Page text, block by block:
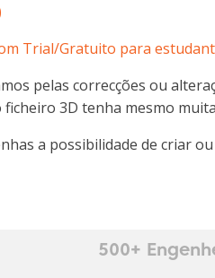
Trial/Gratuito para
pelas correcções ou
3D tenha mesmo
a possibilidade de criar
500+